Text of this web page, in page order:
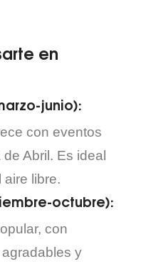
en
junio):
con eventos
Abril. Es ideal
aire libre.
octubre):
con
y